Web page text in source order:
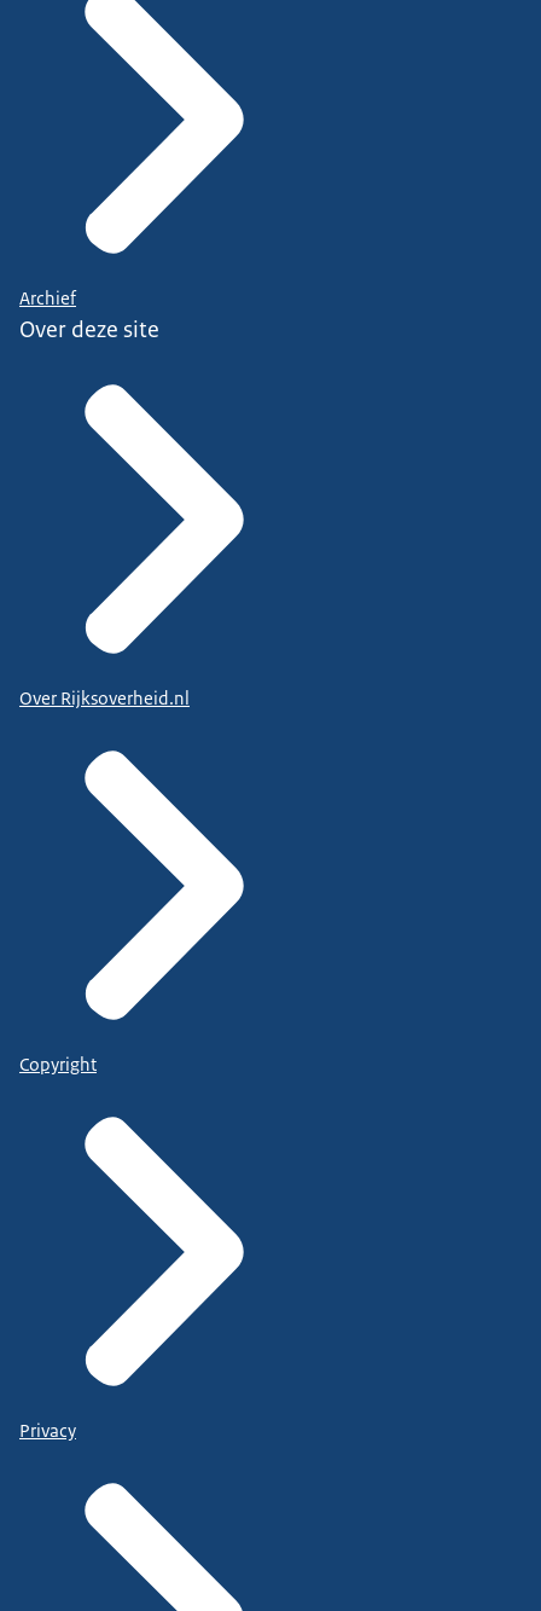
Archief
Over deze site
Over Rijksoverheid.nl
Copyright
Privacy